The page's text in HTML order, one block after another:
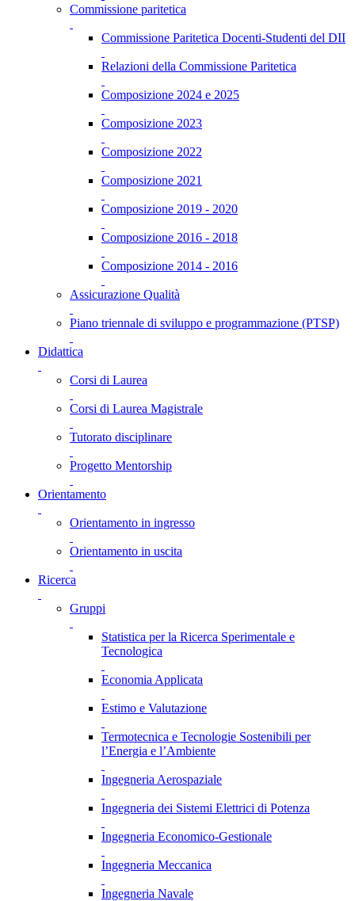
Commissione paritetica
Commissione Paritetica Docenti-Studenti del DII
Relazioni della Commissione Paritetica
Composizione 2024 e 2025
Composizione 2023
Composizione 2022
Composizione 2021
Composizione 2019 - 2020
Composizione 2016 - 2018
Composizione 2014 - 2016
Assicurazione Qualità
Piano triennale di sviluppo e programmazione (PTSP)
Didattica
Corsi di Laurea
Corsi di Laurea Magistrale
Tutorato disciplinare
Progetto Mentorship
Orientamento
Orientamento in ingresso
Orientamento in uscita
Ricerca
Gruppi
Statistica per la Ricerca Sperimentale e
Tecnologica
Economia Applicata
Estimo e Valutazione
Termotecnica e Tecnologie Sostenibili per
l’Energia e l’Ambiente
Ingegneria Aerospaziale
Ingegneria dei Sistemi Elettrici di Potenza
Ingegneria Economico-Gestionale
Ingegneria Meccanica
Ingegneria Navale